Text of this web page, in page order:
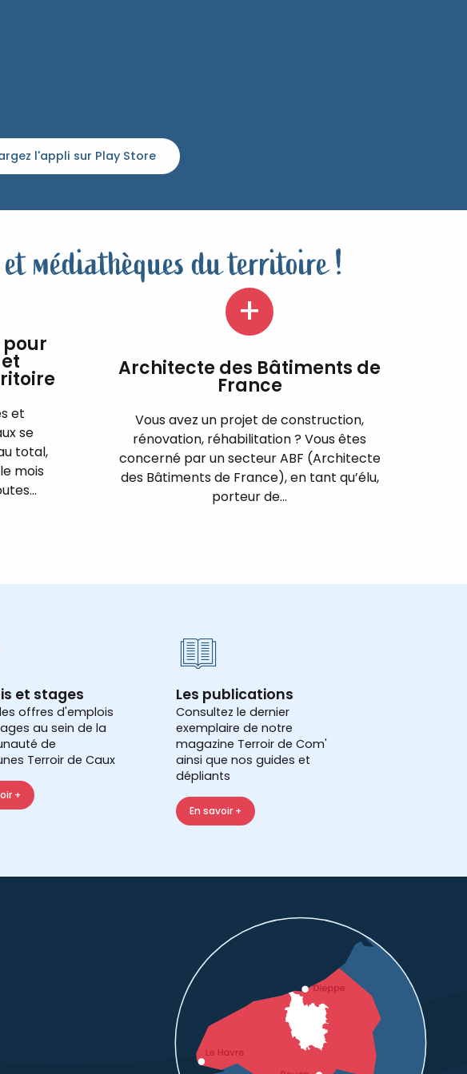
l'appli sur Play Store
médiathèques du territoire !
et
se
total,
mois
Architecte des Bâtiments de
France
Vous avez un projet de construction,
rénovation, réhabilitation ? Vous êtes
concerné par un secteur ABF (Architecte
des Bâtiments de France), en tant qu’élu,
porteur de...
et stages
offres d'emplois
au sein de la
de
Terroir de Caux
+
Les publications
Consultez le dernier
exemplaire de notre
magazine Terroir de Com'
ainsi que nos guides et
dépliants
En savoir +